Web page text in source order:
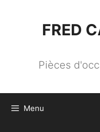
FRED
Pièces
Menu